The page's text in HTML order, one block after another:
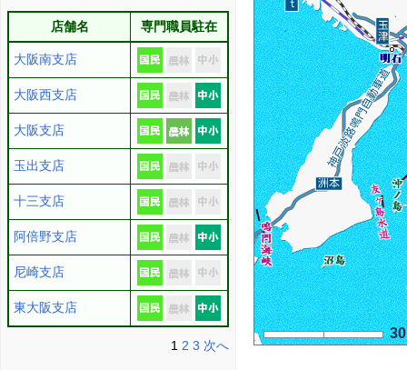
店舗名 専門職員駐在
大阪南支店
大阪西支店
大阪支店
玉出支店
十三支店
阿倍野支店
尼崎支店
東大阪支店
1 2 3 次へ